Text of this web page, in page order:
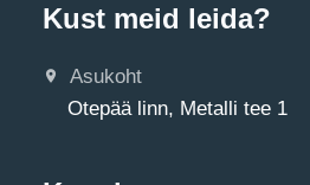
Kust meid leida?
Asukoht
Otepää linn, Metalli tee 1